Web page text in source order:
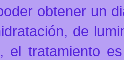
obtener un
de
el tratamiento